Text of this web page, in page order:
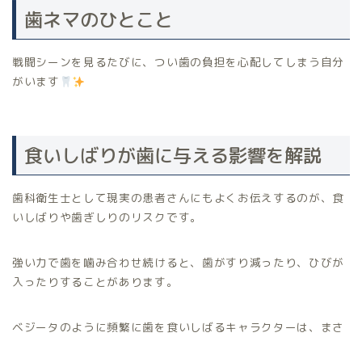
歯ネマのひとこと
戦闘シーンを見るたびに、つい歯の負担を心配してしまう自分
がいます
食いしばりが歯に与える影響を解説
歯科衛生士として現実の患者さんにもよくお伝えするのが、食
いしばりや歯ぎしりのリスクです。
強い力で歯を噛み合わせ続けると、歯がすり減ったり、ひびが
入ったりすることがあります。
ベジータのように頻繁に歯を食いしばるキャラクターは、まさ